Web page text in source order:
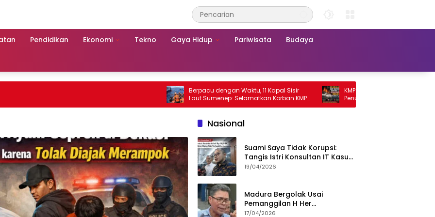
Pendidikan Ekonomi Tekno Gaya Hidup Pariwisata Budaya
Berpacu dengan Waktu, 11 Kapal Sisir
Laut Sumenep: Selamatkan Korban KMP
Mutiara Sentosa 2
KMP Mutiara Sentosa 2 Terbakar,
Penumpang Nekat Melompat ke Laut
Nasional
Suami Saya Tidak Korupsi:
Tangis Istri Konsultan IT Kasus
Nadiem Dituntut 22,5 Tahun
19/04/2026
Madura Bergolak Usai
Pemanggilan H Her
Pamekasan, Faizal Assegaf
17/04/2026